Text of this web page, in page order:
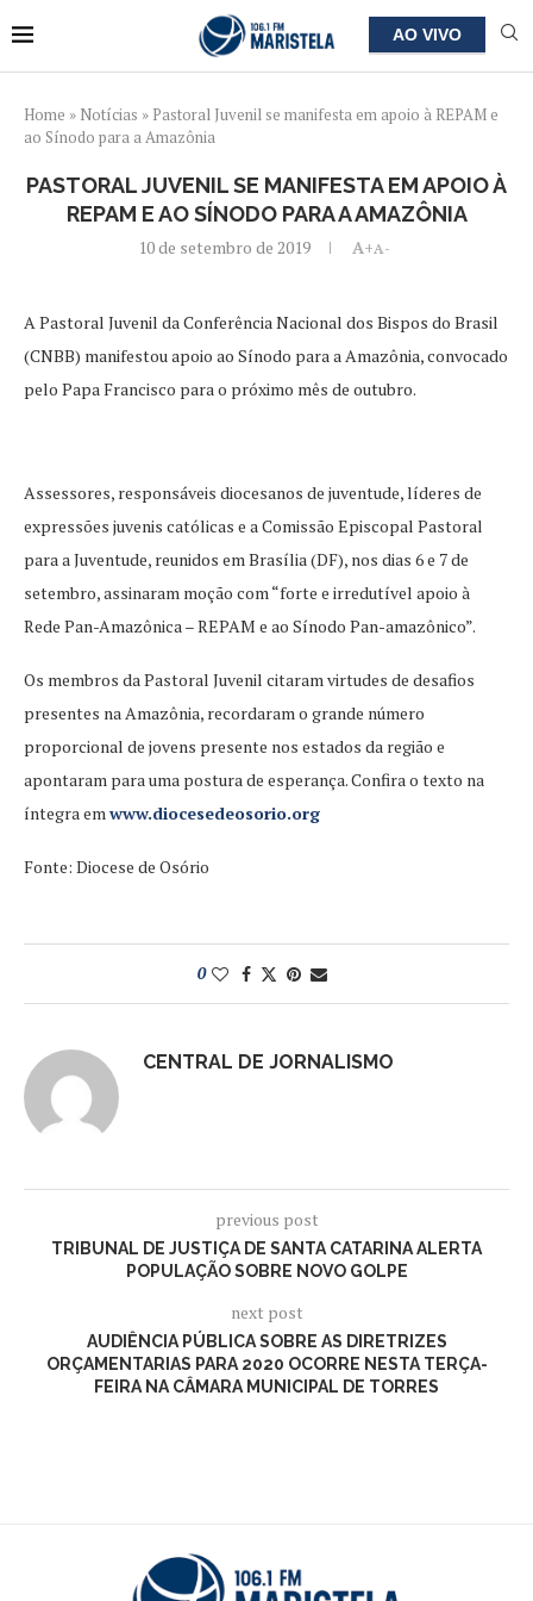
AO VIVO
Home » Notícias » Pastoral Juvenil se manifesta em apoio à REPAM e
ao Sínodo para a Amazônia
PASTORAL JUVENIL SE MANIFESTA EM APOIO À
REPAM E AO SÍNODO PARA A AMAZÔNIA
10 de setembro de 2019 A+A-
A Pastoral Juvenil da Conferência Nacional dos Bispos do Brasil
(CNBB) manifestou apoio ao Sínodo para a Amazônia, convocado
pelo Papa Francisco para o próximo mês de outubro.
Assessores, responsáveis diocesanos de juventude, líderes de
expressões juvenis católicas e a Comissão Episcopal Pastoral
para a Juventude, reunidos em Brasília (DF), nos dias 6 e 7 de
setembro, assinaram moção com “forte e irredutível apoio à
Rede Pan-Amazônica – REPAM e ao Sínodo Pan-amazônico”.
Os membros da Pastoral Juvenil citaram virtudes de desafios
presentes na Amazônia, recordaram o grande número
proporcional de jovens presente nos estados da região e
apontaram para uma postura de esperança. Confira o texto na
íntegra emwww.diocesedeosorio.org
Fonte: Diocese de Osório
0
CENTRAL DE JORNALISMO
previous post
TRIBUNAL DE JUSTIÇA DE SANTA CATARINA ALERTA
POPULAÇÃO SOBRE NOVO GOLPE
next post
AUDIÊNCIA PÚBLICA SOBRE AS DIRETRIZES
ORÇAMENTARIAS PARA 2020 OCORRE NESTA TERÇA-
FEIRA NA CÂMARA MUNICIPAL DE TORRES